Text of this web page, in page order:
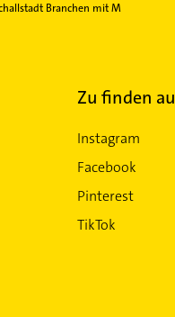
Branchen mit M
Zu finden
Instagram
Facebook
Pinterest
TikTok